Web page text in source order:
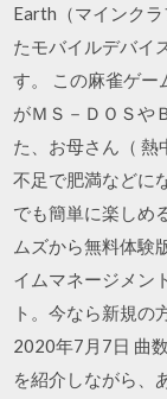
Earth（マインクラ
たモバイルデバイ
す。 この麻雀ゲー
がＭＳ－ＤＯＳや
た、お母さん（ 熱
不足で肥満などに
でも簡単に楽しめ
ムズから無料体験
イムマネージメン
ト。今なら新規の
2020年7月7日 曲
を紹介しながら、